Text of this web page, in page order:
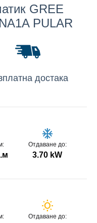
GREE
PULAR
достака
ac_unit
Отдаване до:
3.70 kW
wb_sunny
Отдаване до: